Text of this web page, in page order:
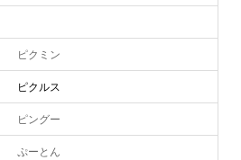
ピクミン
ピクルス
ピングー
ぷーとん